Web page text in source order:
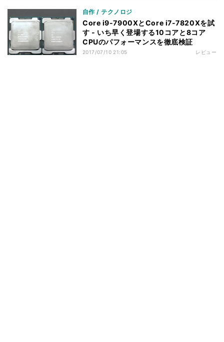
自作 / テクノロジ
Core i9-7900XとCore i7-7820Xを試
す - いち早く登場する10コアと8コア
CPUのパフォーマンスを徹底検証
2017/07/10 21:05 レビュー